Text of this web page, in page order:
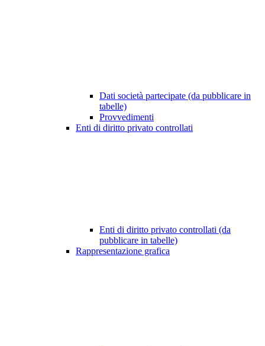
Dati società partecipate (da pubblicare in
tabelle)
Provvedimenti
Enti di diritto privato controllati
Enti di diritto privato controllati (da
pubblicare in tabelle)
Rappresentazione grafica